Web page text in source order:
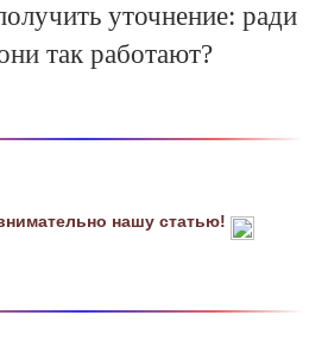
уточнение: ради
так работают?
нашу статью!